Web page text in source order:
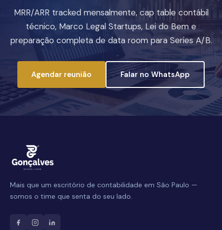
MRR/ARR tracked mensalmente, cap table contábil
técnico, Marco Legal Startups, Lei do Bem e
preparação completa de data room para Series A/B.
Agendar reunião Falar no WhatsApp
Nome Completo
E-mail
Mais que um escritório de contabilidade em São Paulo —
somos o time que senta do seu lado.